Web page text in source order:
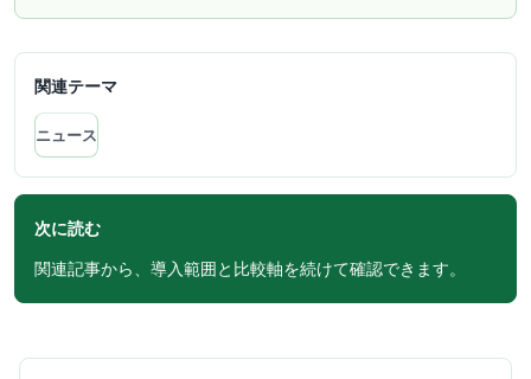
関連テーマ
ニュース
次に読む
関連記事から、導入範囲と比較軸を続けて確認できます。